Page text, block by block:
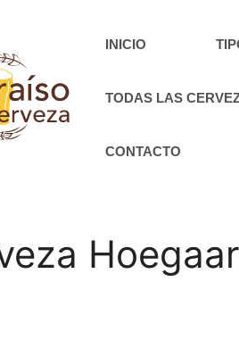
INICIO
TODAS LAS
CONTACTO